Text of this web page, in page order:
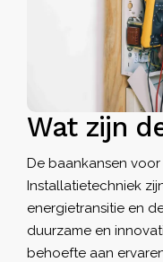
Wat zijn
De baankansen
Installatietechniek
energietransitie en
duurzame en
behoefte aan